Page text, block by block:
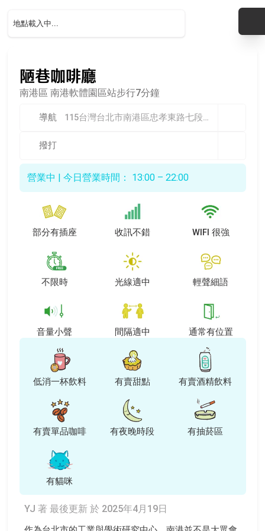
陋巷咖啡廳
南港區 南港軟體園區站步行7分鐘
導航 115台灣台北市南港區忠孝東路七段487巷5號
撥打
營業中 | 今日營業時間： 13:00 – 22:00
部分有插座 收訊不錯 WIFI 很強
不限時 光線適中 輕聲細語
音量小聲 間隔適中 通常有位置
低消一杯飲料 有賣甜點 有賣酒精飲料
有賣單品咖啡 有夜晚時段 有抽菸區
有貓咪
YJ 著 最後更新 於 2025年4月19日